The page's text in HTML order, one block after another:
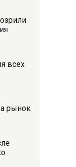
всех
рынок